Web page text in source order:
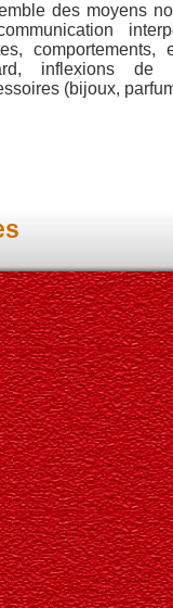
des moyens
comportements,
inflexions de
(bijoux,